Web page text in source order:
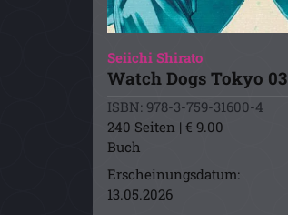
Seiichi Shirato
Watch Dogs Tokyo 03
ISBN: 978-3-759-31600-4
240 Seiten | € 9.00
Buch
Erscheinungsdatum:
13.05.2026